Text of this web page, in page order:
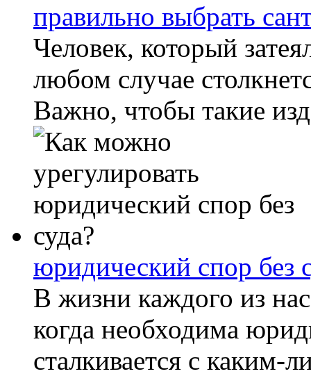
правильно выбрать
Человек, который
любом случае
Важно, чтобы такие
юридический спор без
В жизни каждого из
когда необходима
сталкивается с каким-